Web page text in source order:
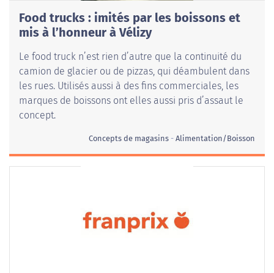
Food trucks : imités par les boissons et
mis à l’honneur à Vélizy
Le food truck n’est rien d’autre que la continuité du
camion de glacier ou de pizzas, qui déambulent dans
les rues. Utilisés aussi à des fins commerciales, les
marques de boissons ont elles aussi pris d’assaut le
concept.
Concepts de magasins Alimentation/Boisson